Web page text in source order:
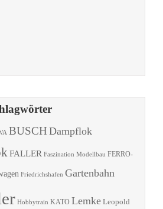
BUSCH Dampflok
FALLER Faszination Modellbau FERRO-
Friedrichshafen Gartenbahn
Hobbytrain KATO Lemke Leopold